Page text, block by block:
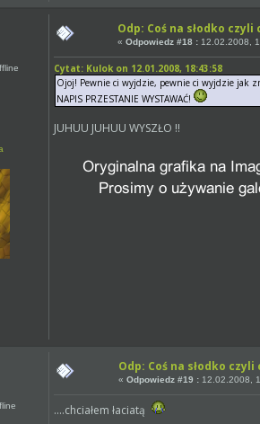
Odp: Coś na słodko
« Odpowiedz #18 :12.02.2008,
Cytat: Kulok on 12.01.2008, 18:43:58
Ojoj! Pewnie ci wyjdzie, pewnie ci wyjdzie jak
NAPIS PRZESTANIE WYSTAWAĆ!
JUHUU JUHUU WYSZŁO !!
Odp: Coś na słodko
« Odpowiedz #19 :12.02.2008,
....chciałem łaciatą